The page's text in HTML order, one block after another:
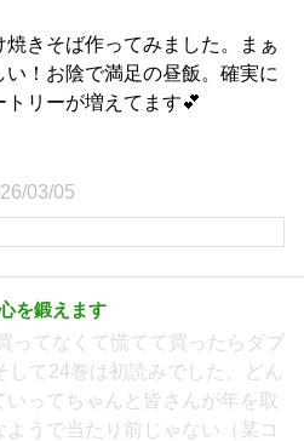
焼きそば作ってみました。まぁ
！お陰で満足の昼飯。確実に
トリーが増えてます💕
03/05
を鍛えます
ってなくて慌てて買ったらダブ
して24巻は初読みでした。どん
いってちゃんと皆さんが年を取
ようで当たり前じゃない（某コ